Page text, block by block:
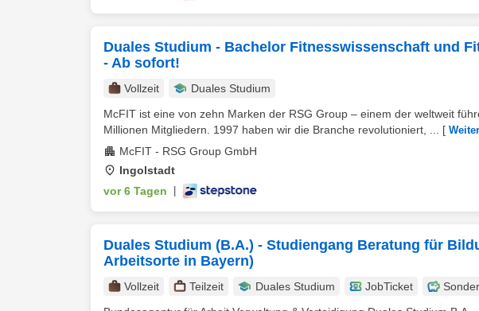
Duales Studium - Bachelor Fitnesswissenschaft und
- Ab sofort!
Vollzeit
Duales Studium
McFIT ist eine von zehn Marken der RSG Group – einem der weltweit
Millionen Mitgliedern. 1997 haben wir die Branche revolutioniert, ...
[
McFIT - RSG Group GmbH
Ingolstadt
vor 6 Tagen
Duales Studium (B.A.) - Studiengang Beratung für
Arbeitsorte in Bayern)
Vollzeit Teilzeit Duales Studium JobTicket